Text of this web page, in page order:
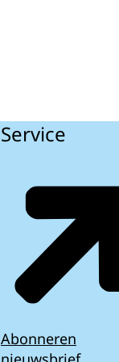
Service
Abonneren